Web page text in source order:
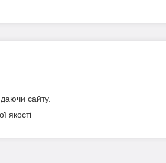
сайту.
якості